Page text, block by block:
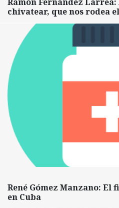
chivatear, que nos rodea
René Gómez Manzano: El
en Cuba